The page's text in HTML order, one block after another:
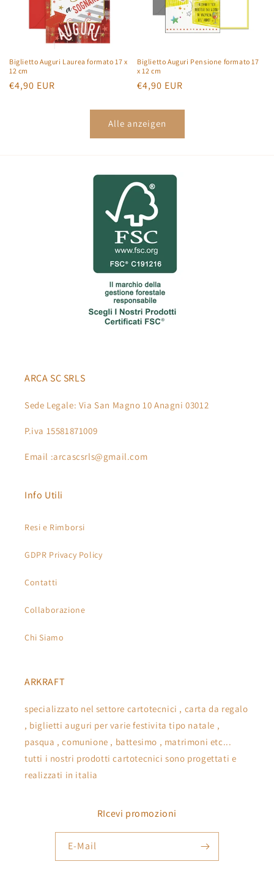
Biglietto Auguri Laurea formato 17 x
12 cm
Normaler
€4,90 EUR
Biglietto Auguri Pensione formato 17
x 12 cm
Normaler
€4,90 EUR
Alle anzeigen
ARCA SC SRLS
Sede Legale: Via San Magno 10 Anagni 03012
P.iva 15581871009
Email :arcascsrls@gmail.com
Info Utili
Resi e Rimborsi
GDPR Privacy Policy
Contatti
Collaborazione
Chi Siamo
ARKRAFT
specializzato nel settore cartotecnici , carta da regalo
, biglietti auguri per varie festivita tipo natale ,
pasqua , comunione , battesimo , matrimoni etc...
tutti i nostri prodotti cartotecnici sono progettati e
realizzati in italia
RIcevi promozioni
E-Mail